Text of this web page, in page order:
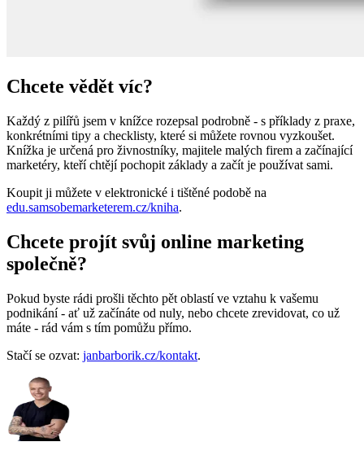
Chcete vědět víc?
Každý z pilířů jsem v knížce rozepsal podrobně - s příklady z praxe,
konkrétními tipy a checklisty, které si můžete rovnou vyzkoušet.
Knížka je určená pro živnostníky, majitele malých firem a začínající
marketéry, kteří chtějí pochopit základy a začít je používat sami.
Koupit ji můžete v elektronické i tištěné podobě na
edu.samsobemarketerem.cz/kniha.
Chcete projít svůj online marketing
společně?
Pokud byste rádi prošli těchto pět oblastí ve vztahu k vašemu
podnikání - ať už začínáte od nuly, nebo chcete zrevidovat, co už
máte - rád vám s tím pomůžu přímo.
Stačí se ozvat: janbarborik.cz/kontakt.